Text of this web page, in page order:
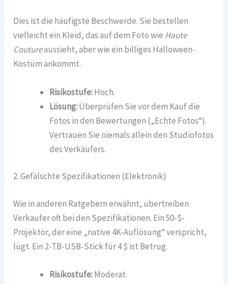
Dies ist die häufigste Beschwerde. Sie bestellen
vielleicht ein Kleid, das auf dem Foto wie Haute
Coutureaussieht, aber wie ein billiges Halloween-
Kostüm ankommt.
Risikostufe:Hoch.
Lösung:Überprüfen Sie vor dem Kauf die
Fotos in den Bewertungen („Echte Fotos“).
Vertrauen Sie niemals allein den Studiofotos
des Verkäufers.
2. Gefälschte Spezifikationen (Elektronik)
Wie in anderen Ratgebern erwähnt, übertreiben
Verkäufer oft bei den Spezifikationen. Ein 50-$-
Projektor, der eine „native 4K-Auflösung“ verspricht,
lügt. Ein 2-TB-USB-Stick für 4 $ ist Betrug.
Risikostufe:Moderat.